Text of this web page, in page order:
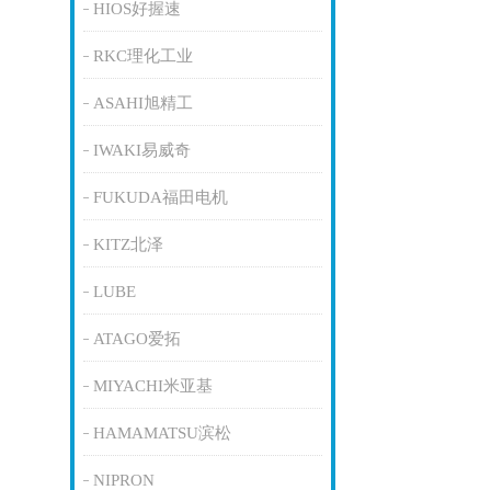
HIOS好握速
RKC理化工业
ASAHI旭精工
IWAKI易威奇
FUKUDA福田电机
KITZ北泽
LUBE
ATAGO爱拓
MIYACHI米亚基
HAMAMATSU滨松
NIPRON